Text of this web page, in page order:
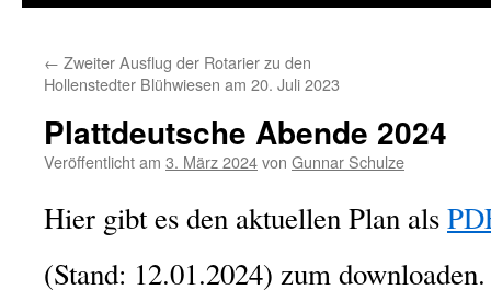
← Zweiter Ausflug der Rotarier zu den
Hollenstedter Blühwiesen am 20. Juli 2023
Plattdeutsche Abende 2024
Veröffentlicht am 3. März 2024von Gunnar Schulze
Hier gibt es den aktuellen Plan als
(Stand: 12.01.2024) zum downloaden.